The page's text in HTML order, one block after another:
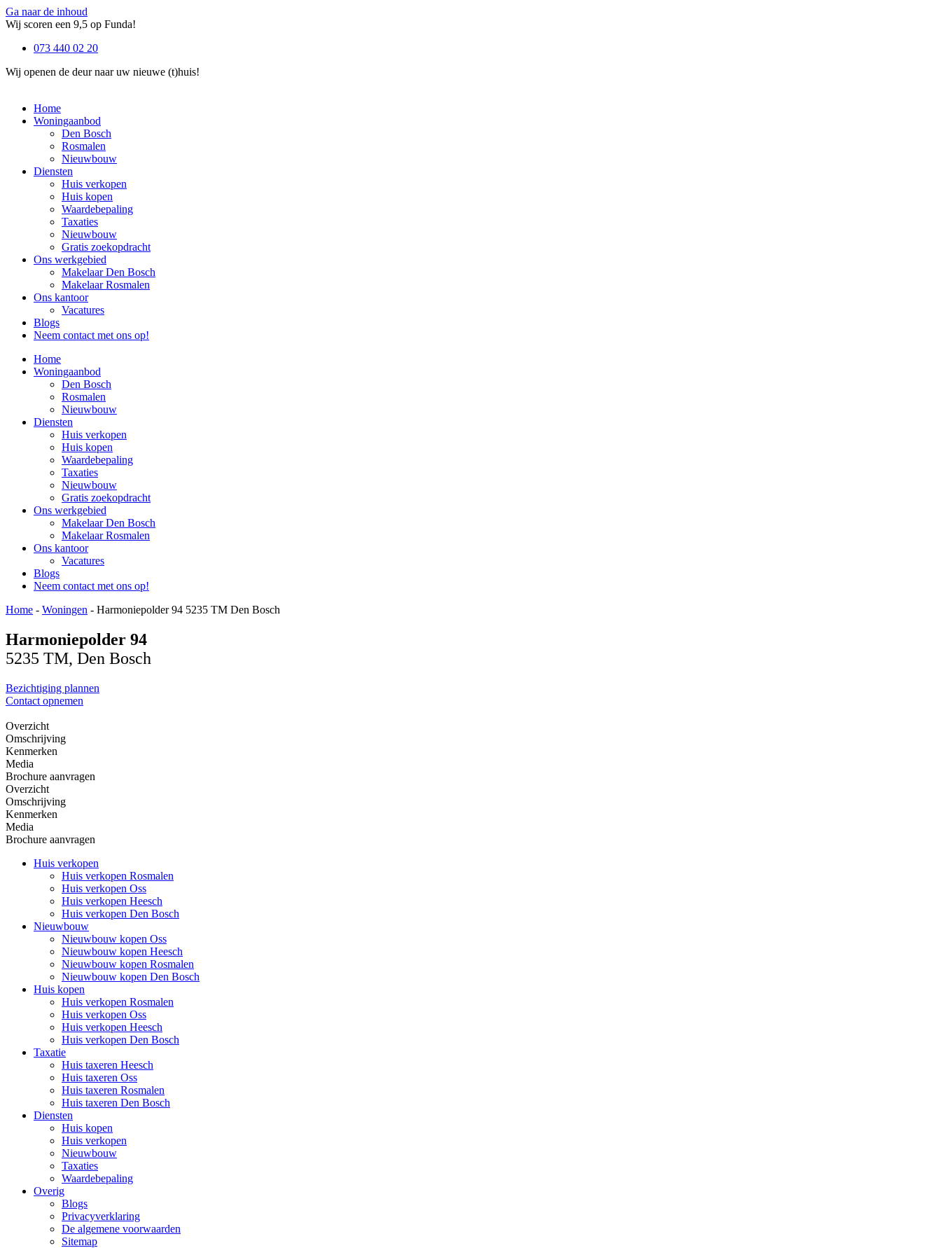
Ga naar de inhoud
Wij scoren een 9,5 op Funda!
073 440 02 20
Wij openen de deur naar uw nieuwe (t)huis!
Home
Woningaanbod
Den Bosch
Rosmalen
Nieuwbouw
Diensten
Huis verkopen
Huis kopen
Waardebepaling
Taxaties
Nieuwbouw
Gratis zoekopdracht
Ons werkgebied
Makelaar Den Bosch
Makelaar Rosmalen
Ons kantoor
Vacatures
Blogs
Neem contact met ons op!
Home
Woningaanbod
Den Bosch
Rosmalen
Nieuwbouw
Diensten
Huis verkopen
Huis kopen
Waardebepaling
Taxaties
Nieuwbouw
Gratis zoekopdracht
Ons werkgebied
Makelaar Den Bosch
Makelaar Rosmalen
Ons kantoor
Vacatures
Blogs
Neem contact met ons op!
Home - Woningen - Harmoniepolder 94 5235 TM Den Bosch
Harmoniepolder 94
5235 TM, Den Bosch
Bezichtiging plannen
Contact opnemen
Overzicht
Omschrijving
Kenmerken
Media
Brochure aanvragen
Overzicht
Omschrijving
Kenmerken
Media
Brochure aanvragen
Huis verkopen
Huis verkopen Rosmalen
Huis verkopen Oss
Huis verkopen Heesch
Huis verkopen Den Bosch
Nieuwbouw
Nieuwbouw kopen Oss
Nieuwbouw kopen Heesch
Nieuwbouw kopen Rosmalen
Nieuwbouw kopen Den Bosch
Huis kopen
Huis verkopen Rosmalen
Huis verkopen Oss
Huis verkopen Heesch
Huis verkopen Den Bosch
Taxatie
Huis taxeren Heesch
Huis taxeren Oss
Huis taxeren Rosmalen
Huis taxeren Den Bosch
Diensten
Huis kopen
Huis verkopen
Nieuwbouw
Taxaties
Waardebepaling
Overig
Blogs
Privacyverklaring
De algemene voorwaarden
Sitemap